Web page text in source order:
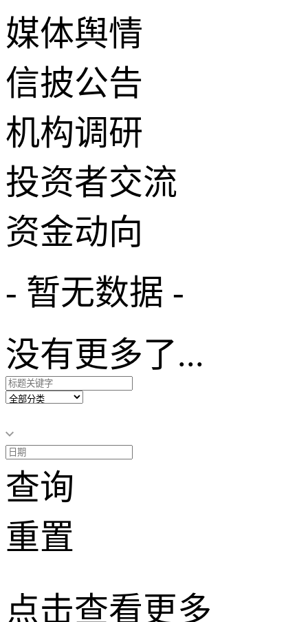
媒体舆情
信披公告
机构调研
投资者交流
资金动向
- 暂无数据 -
没有更多了...
查询
重置
点击查看更多